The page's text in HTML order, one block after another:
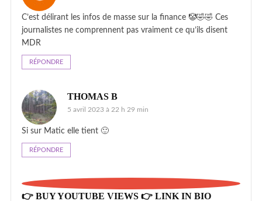
C’est délirant les infos de masse sur la finance 🤡🤣🤣 Ces
journalistes ne comprennent pas vraiment ce qu’ils disent
MDR
RÉPONDRE
THOMAS B
5 avril 2023 à 22 h 29 min
Si sur Matic elle tient 🙂
RÉPONDRE
👉 BUY YOUTUBE VIEWS 👉 LINK IN BIO